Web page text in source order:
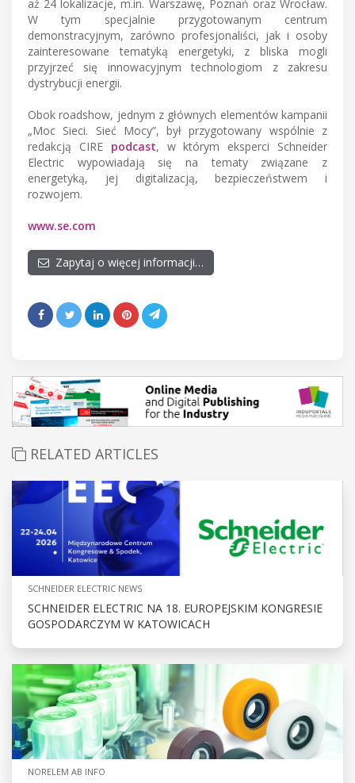
aż 24 lokalizacje, m.in. Warszawę, Poznań oraz Wrocław.
W tym specjalnie przygotowanym centrum
demonstracyjnym, zarówno profesjonaliści, jak i osoby
zainteresowane tematyką energetyki, z bliska mogli
przyjrzeć się innowacyjnym technologiom z zakresu
dystrybucji energii.
Obok roadshow, jednym z głównych elementów kampanii
„Moc Sieci. Sieć Mocy”, był przygotowany wspólnie z
redakcją CIRE podcast, w którym eksperci Schneider
Electric wypowiadają się na tematy związane z
energetyką, jej digitalizacją, bezpieczeństwem i
rozwojem.
www.se.com
Zapytaj o więcej informacji…
RELATED ARTICLES
SCHNEIDER ELECTRIC NEWS
SCHNEIDER ELECTRIC NA 18. EUROPEJSKIM KONGRESIE
GOSPODARCZYM W KATOWICACH
NORELEM AB INFO